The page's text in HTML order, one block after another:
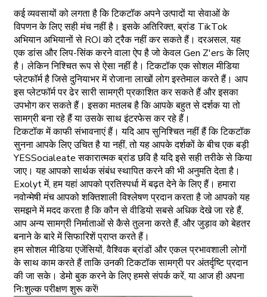
कई व्यवसायों को लगता है कि टिकटॉक अपने उत्पादों या सेवाओं के
विपणन के लिए सही मंच नहीं है। इसके अतिरिक्त, ब्रांड TikTok
अभियान अभियानों से ROI को ट्रैक नहीं कर सकते हैं। दरअसल, यह
एक डांस और लिप-सिंक करने वाला ऐप है जो केवल Gen Z'ers के लिए
है। लेकिन निश्चित रूप से ऐसा नहीं है। टिकटॉक एक सोशल मीडिया
प्लेटफॉर्म है जिसे दुनियाभर में रोजाना लाखों लोग इस्तेमाल करते हैं। आप
इस प्लेटफॉर्म पर ढेर सारी सामग्री प्रकाशित कर सकते हैं और इसका
उपभोग कर सकते हैं। इसका मतलब है कि आपके बहुत से दर्शक या तो
सामग्री बना रहे हैं या उसके साथ इंटरफेस कर रहे हैं।
टिकटॉक में काफी संभावनाएं हैं। यदि आप सुनिश्चित नहीं हैं कि टिकटॉक
सुनना आपके लिए उचित है या नहीं, तो यह आपके दर्शकों के बीच एक बड़ी
YESSocialeate सकारात्मक ब्रांड छवि है यदि इसे सही तरीके से किया
जाए। यह आपको सार्थक संबंध स्थापित करने की भी अनुमति देता है।
Exolyt में, हम यहां आपको प्रतिस्पर्धा में बढ़त देने के लिए हैं। हमारा
नवोन्मेषी मंच आपको शक्तिशाली विश्लेषण प्रदान करता है जो आपको यह
समझने में मदद करता है कि कौन से वीडियो सबसे अधिक देखे जा रहे हैं,
आप अन्य सामग्री निर्माताओं से कैसे तुलना करते हैं, और जुड़ाव को बेहतर
बनाने के बारे में सिफारिशें प्राप्त करते हैं।
हम सोशल मीडिया एजेंसियों, वैश्विक ब्रांडों और एकल प्रभावशाली लोगों
के साथ काम करते हैं ताकि उनकी टिकटॉक सामग्री पर अंतर्दृष्टि प्रदान
की जा सके। डेमो बुक करने के लिए हमसे संपर्क करें, या आज ही अपना
निःशुल्क परीक्षण शुरू करें!